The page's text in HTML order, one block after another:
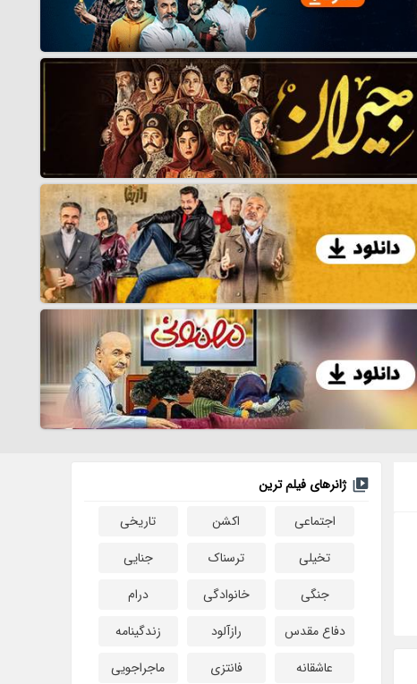
ژانرهای فیلم ترین
اجتماعی
اکشن
تاریخی
تخیلی
ترسناک
جنایی
جنگی
خانوادگی
درام
دفاع مقدس
رازآلود
زندگینامه
عاشقانه
فانتزی
ماجراجویی